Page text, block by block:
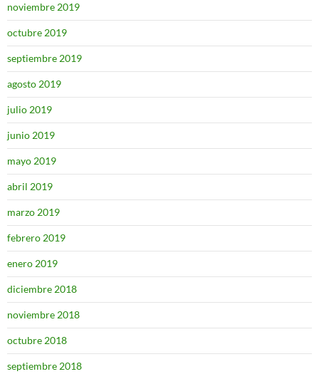
noviembre 2019
octubre 2019
septiembre 2019
agosto 2019
julio 2019
junio 2019
mayo 2019
abril 2019
marzo 2019
febrero 2019
enero 2019
diciembre 2018
noviembre 2018
octubre 2018
septiembre 2018